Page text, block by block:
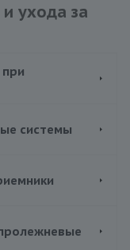
ухода за
системы